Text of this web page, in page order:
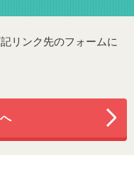
リンク先のフォームに